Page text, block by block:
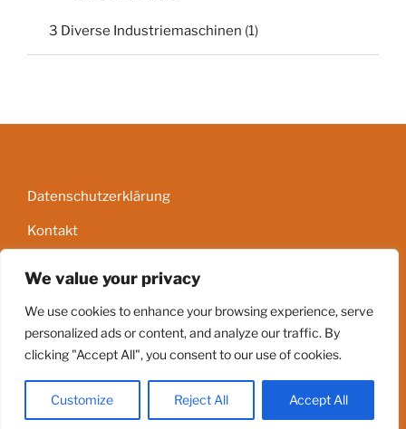
We value your privacy
We use cookies to enhance your browsing experience, serve
personalized ads or content, and analyze our traffic. By
clicking "Accept All", you consent to our use of cookies.
Customize Reject All Accept All
3 Diverse Industriemaschinen (1)
Datenschutzerklärung
Kontakt
Stolz präsentiert von WordPress